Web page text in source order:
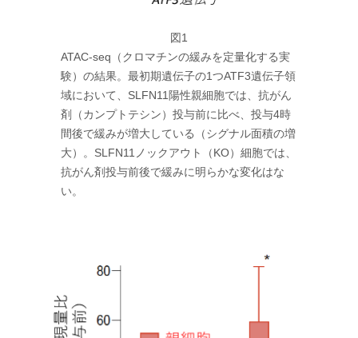
図1
ATAC-seq（クロマチンの緩みを定量化する実
験）の結果。最初期遺伝子の1つATF3遺伝子領
域において、SLFN11陽性親細胞では、抗がん
剤（カンプトテシン）投与前に比べ、投与4時
間後で緩みが増大している（シグナル面積の増
大）。SLFN11ノックアウト（KO）細胞では、
抗がん剤投与前後で緩みに明らかな変化はな
い。